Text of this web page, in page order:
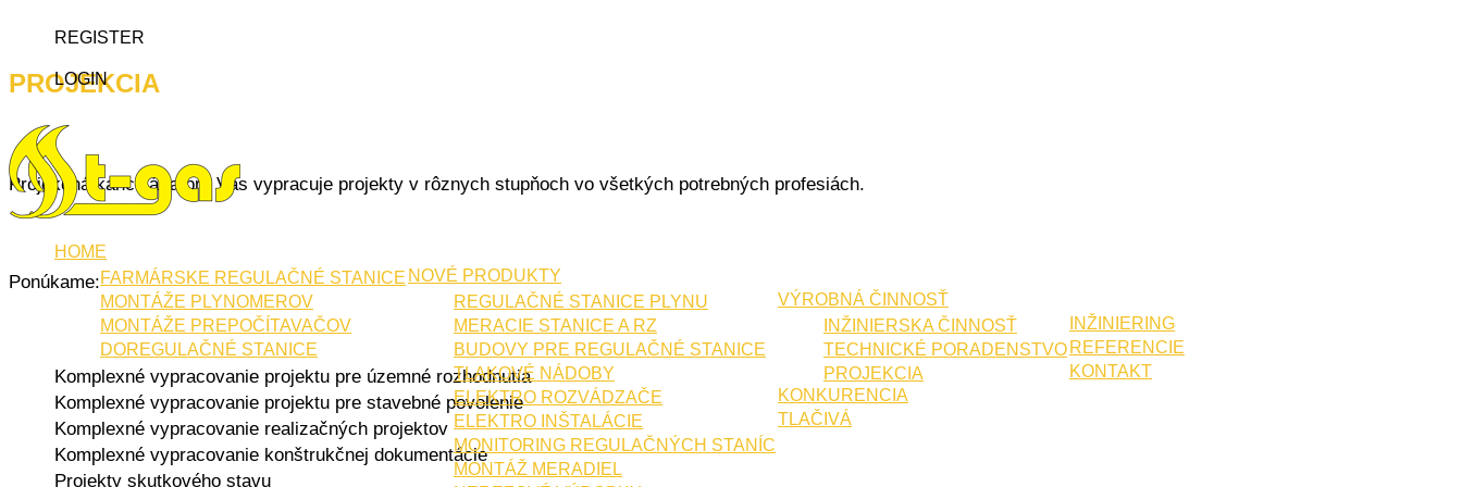
REGISTER
LOGIN
HOME
NOVÉ PRODUKTY
FARMÁRSKE REGULAČNÉ STANICE
MONTÁŽE PLYNOMEROV
MONTÁŽE PREPOČÍTAVAČOV
DOREGULAČNÉ STANICE
VÝROBNÁ ČINNOSŤ
REGULAČNÉ STANICE PLYNU
MERACIE STANICE A RZ
BUDOVY PRE REGULAČNÉ STANICE
TLAKOVÉ NÁDOBY
ELEKTRO ROZVÁDZAČE
ELEKTRO INŠTALÁCIE
MONITORING REGULAČNÝCH STANÍC
MONTÁŽ MERADIEL
INŽINIERING
INŽINIERSKA ČINNOSŤ
TECHNICKÉ PORADENSTVO
PROJEKCIA
REFERENCIE
KONTAKT
KONKURENCIA
TLAČIVÁ
PROJEKCIA
Projekčná kancelária pre Vás vypracuje projekty v rôznych stupňoch vo všetkých potrebných profesiách.
Ponúkame:
Komplexné vypracovanie projektu pre územné rozhodnutia
Komplexné vypracovanie projektu pre stavebné povolenie
Komplexné vypracovanie realizačných projektov
Komplexné vypracovanie konštrukčnej dokumentácie
Projekty skutkového stavu